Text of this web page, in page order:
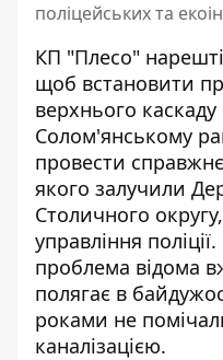
поліцейських та
КП "Плесо"
щоб встановити
верхнього каскаду
Солом'янському
провести
якого залучили
Столичного
управління
проблема відома
полягає в
роками не
каналізацією.